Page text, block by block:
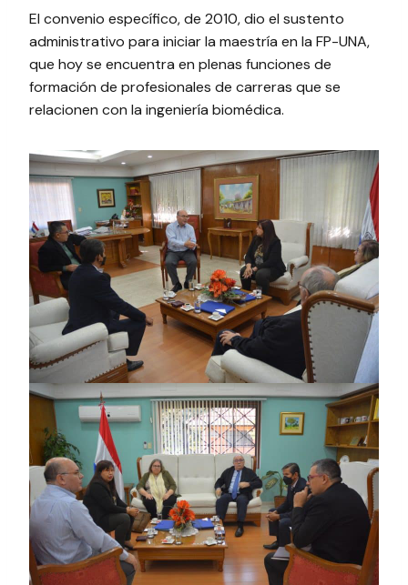
El convenio específico, de 2010, dio el sustento
administrativo para iniciar la maestría en la FP-UNA,
que hoy se encuentra en plenas funciones de
formación de profesionales de carreras que se
relacionen con la ingeniería biomédica.